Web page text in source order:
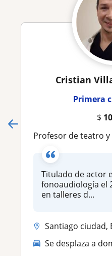
Cristian
Primera
$
Profesor de teatro y fonoaudiólogo. Apoyo del lenguaje a
Titulado de actor
fonoaudiología el
en talleres d...
Santiago ciudad,
Se desplaza a